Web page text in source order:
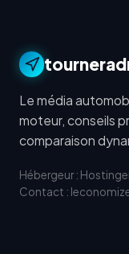
Le média
moteur, conseils
comparaison
Hébergeur :
Contact :